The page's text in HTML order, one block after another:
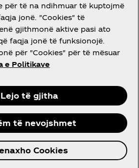
Company. Të gjitha të
për të na ndihmuar të kuptojmë
jonë. "Cookies" të
gjithmonë aktive pasi ato
faqja jonë të funksionojë.
për "Cookies" për të mësuar
e Politikave
Lejo të gjitha
të nevojshmet
Cookies